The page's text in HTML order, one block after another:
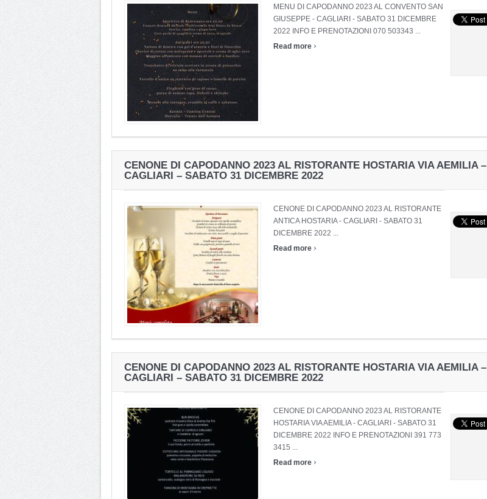
MENU DI CAPODANNO 2023 AL CONVENTO SAN
GIUSEPPE - CAGLIARI - SABATO 31 DICEMBRE
2022 INFO E PRENOTAZIONI 070 503343 ...
Read more ›
CENONE DI CAPODANNO 2023 AL RISTORANTE HOSTARIA VIA AEMILIA –
CAGLIARI – SABATO 31 DICEMBRE 2022
CENONE DI CAPODANNO 2023 AL RISTORANTE
ANTICA HOSTARIA - CAGLIARI - SABATO 31
DICEMBRE 2022 ...
Read more ›
CENONE DI CAPODANNO 2023 AL RISTORANTE HOSTARIA VIA AEMILIA –
CAGLIARI – SABATO 31 DICEMBRE 2022
CENONE DI CAPODANNO 2023 AL RISTORANTE
HOSTARIA VIA AEMILIA - CAGLIARI - SABATO 31
DICEMBRE 2022 INFO E PRENOTAZIONI 391 773
3415 ...
Read more ›